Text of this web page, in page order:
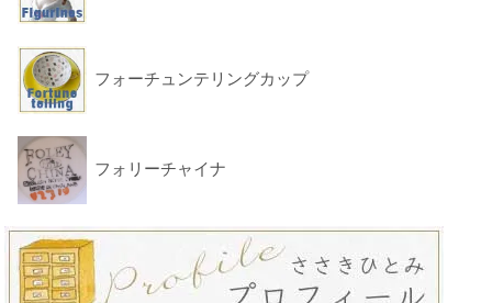
フォーチュンテリングカップ
フォリーチャイナ